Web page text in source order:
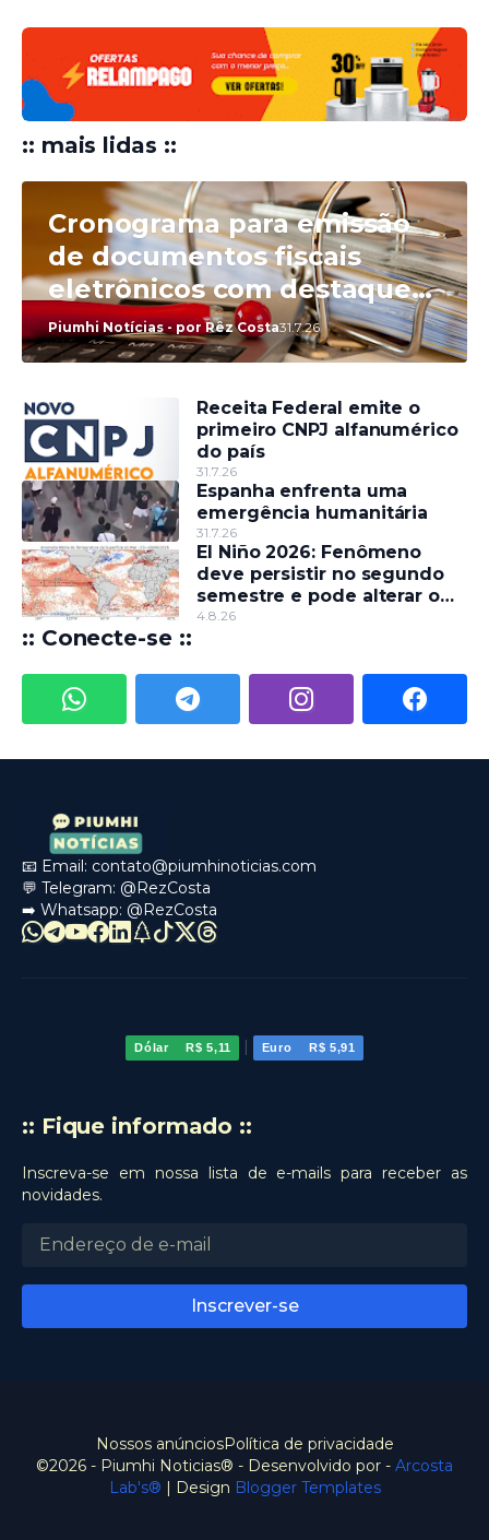
:: mais lidas ::
Cronograma para emissão
de documentos fiscais
eletrônicos com destaque
do IBS e da CBS será
divulgado até esta sexta
Piumhi Notícias - por Rêz Costa31.7.26
Receita Federal emite o
primeiro CNPJ alfanumérico
do país
31.7.26
Espanha enfrenta uma
emergência humanitária
31.7.26
El Niño 2026: Fenômeno
deve persistir no segundo
semestre e pode alterar o
regime de chuvas
4.8.26
:: Conecte-se ::
📧 Email: contato@piumhinoticias.com
💬 Telegram: @RezCosta
➡️ Whatsapp: @RezCosta
Dólar R$ 5,11 | Euro R$ 5,91
:: Fique informado ::
Inscreva-se em nossa lista de e-mails para receber as
novidades.
©2026 - Piumhi Noticias® - Desenvolvido por - Arcosta
Lab's® | Design Blogger Templates
Nossos anúnciosPolítica de privacidade